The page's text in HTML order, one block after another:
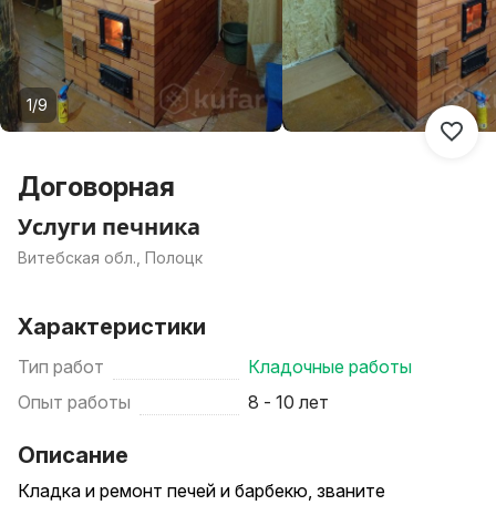
1/9
Договорная
Услуги печника
Витебская обл., Полоцк
Характеристики
Тип работ
Кладочные работы
Опыт работы
8 - 10 лет
Описание
Кладка и ремонт печей и барбекю, званите